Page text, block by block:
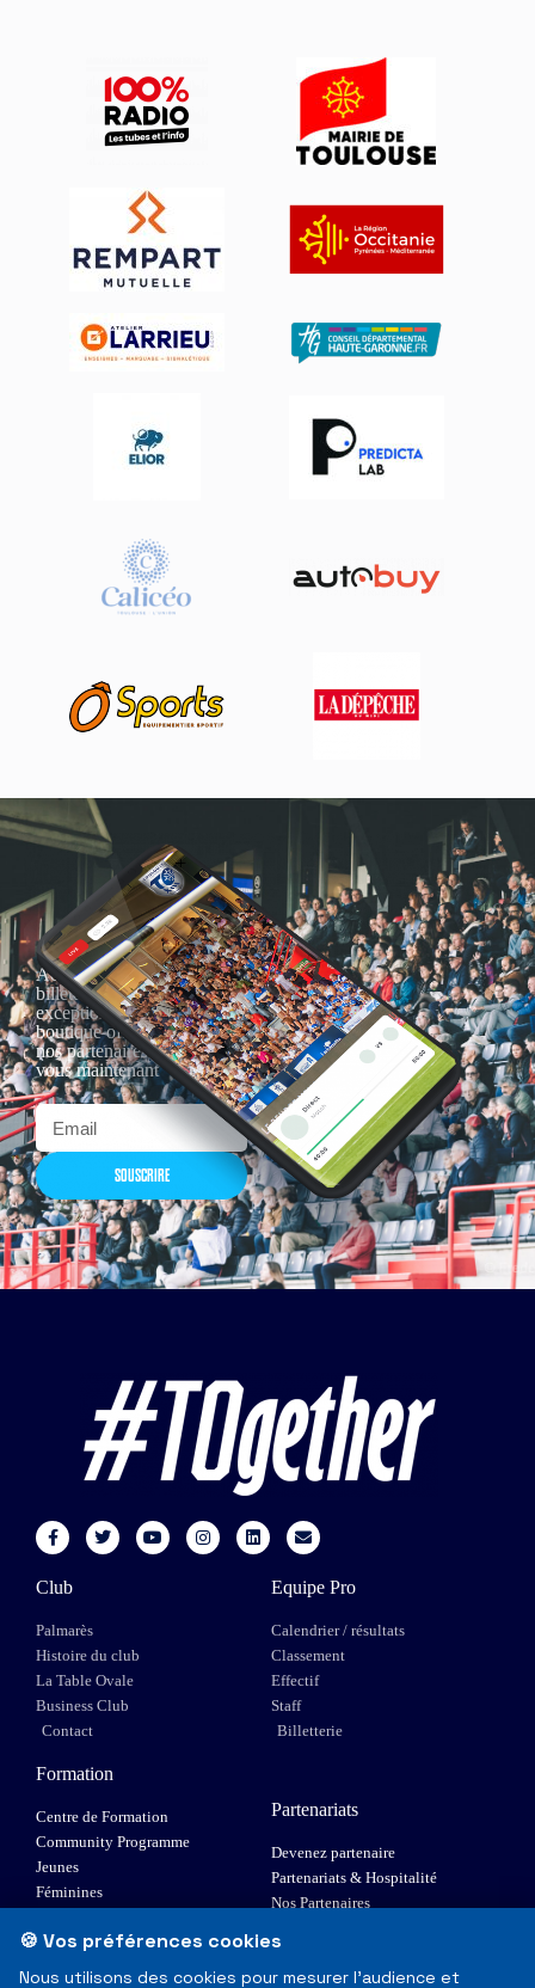
Actualités, nouveautés,
billetterie, remises
exceptionnelles dans la
boutique officielles & chez
nos partenaires… Inscrivez-
vous maintenant
SOUSCRIRE
Club
Palmarès
Histoire du club
La Table Ovale
Business Club
Contact
Equipe Pro
Calendrier / résultats
Classement
Effectif
Staff
Billetterie
Formation
Centre de Formation
Community Programme
Jeunes
Féminines
Elite 1
Partenariats
Devenez partenaire
Partenariats & Hospitalité
Nos Partenaires
🍪 Vos préférences cookies
Nous utilisons des cookies pour mesurer l'audience et